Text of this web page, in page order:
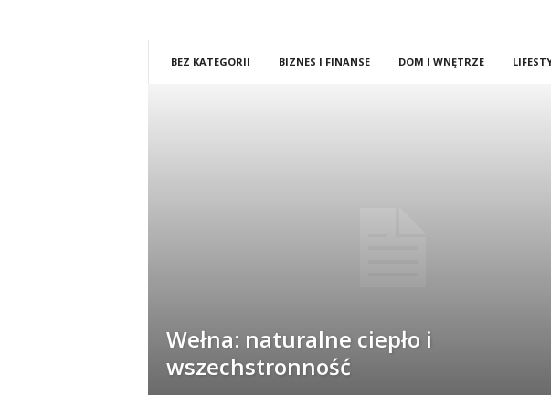
BEZ KATEGORII BIZNES I FINANSE DOM I WNĘTRZE
Wełna: naturalne ciepło i
wszechstronność